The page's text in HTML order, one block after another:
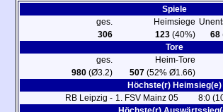
Spiele
ges.
Heimsiege
306
123(40%) 68
Tore
ges.
Heim-Tore
980(Ø3.2) 507(52% Ø1.66)
Höchste(r) Heimsieg(e)
RB Leipzig - 1. FSV Mainz 05
8:0